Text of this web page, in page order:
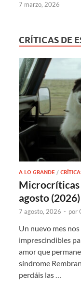
7 marzo, 2026
CRÍTICAS DE
A LO GRANDE /
Microcríticas
agosto (2026)
7 agosto, 2026 - por
Un nuevo mes
imprescindibles
amor que
síndrome
perdáis las …